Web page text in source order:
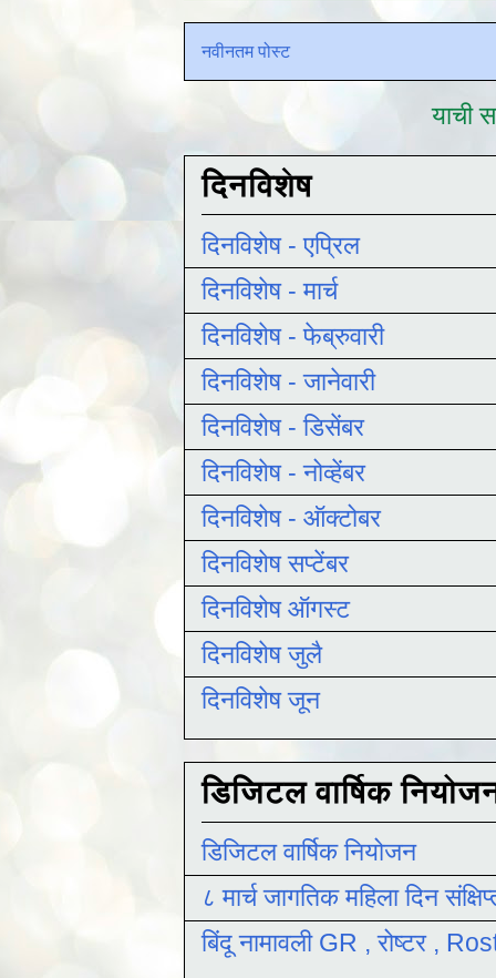
नवीनतम पोस्ट
याची
दिनविशेष
दिनविशेष - एप्रिल
दिनविशेष - मार्च
दिनविशेष - फेब्रुवारी
दिनविशेष - जानेवारी
दिनविशेष - डिसेंबर
दिनविशेष - नोव्हेंबर
दिनविशेष - ऑक्टोबर
दिनविशेष सप्टेंबर
दिनविशेष ऑगस्ट
दिनविशेष जुलै
दिनविशेष जून
डिजिटल वार्षिक
डिजिटल वार्षिक नियोजन
८ मार्च जागतिक महिला दिन
बिंदू नामावली GR , रोष्टर ,